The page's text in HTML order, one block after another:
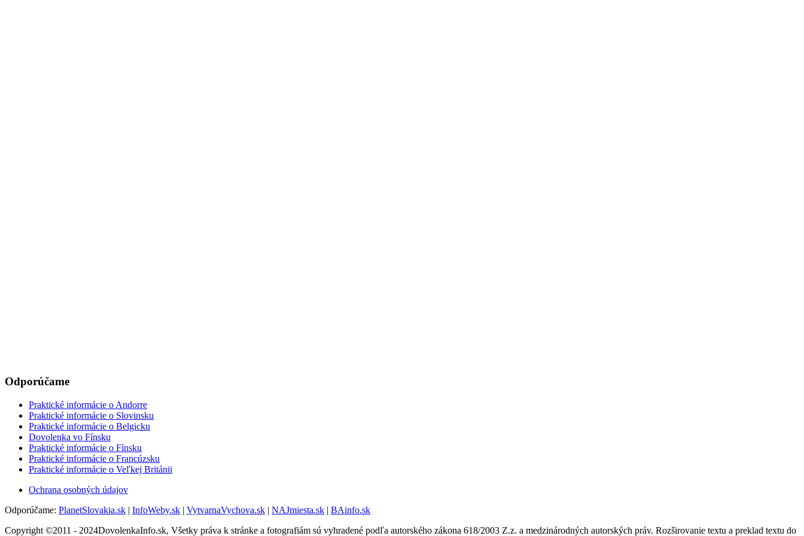
Odporúčame
Praktické informácie o Andorre
Praktické informácie o Slovinsku
Praktické informácie o Belgicku
Dovolenka vo Fínsku
Praktické informácie o Fínsku
Praktické informácie o Francúzsku
Praktické informácie o Veľkej Británii
Ochrana osobných údajov
Odporúčame: PlanetSlovakia.sk | InfoWeby.sk | VytvarnaVychova.sk | NAJmiesta.sk | BAinfo.sk
Copyright ©2011 - 2024DovolenkaInfo.sk, Všetky práva k stránke a fotografiám sú vyhradené podľa autorského zákona 618/2003 Z.z. a medzinárodných autorských práv. Rozširovanie textu a preklad textu do